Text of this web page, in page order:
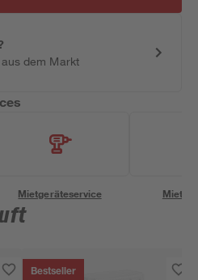
aus dem Markt
Mietgeräteservice
Bestseller